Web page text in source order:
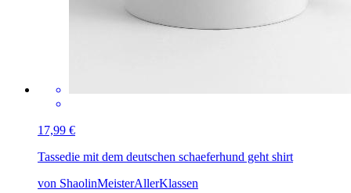
17,99 €
Tassedie mit dem deutschen schaeferhund geht shirt
von ShaolinMeisterAllerKlassen